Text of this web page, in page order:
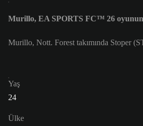
Murillo, EA SPORTS FC™ 26
Murillo, Nott. Forest takımında Stoper
Yaş
24
Ülke